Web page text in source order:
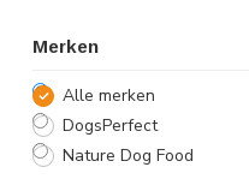
Merken
Alle merken
DogsPerfect
Nature Dog Food